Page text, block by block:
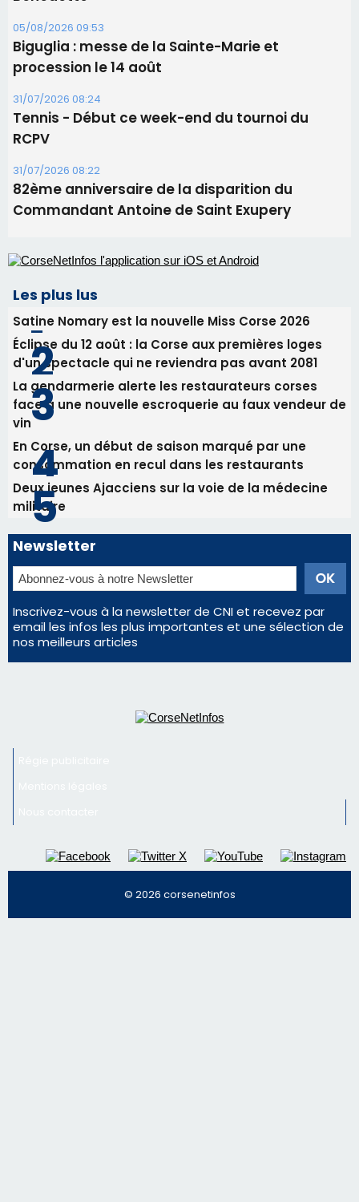
31/07/2026 08:22
82ème anniversaire de la disparition du
Commandant Antoine de Saint Exupery
Les plus lus
Satine Nomary est la nouvelle Miss Corse 2026
Éclipse du 12 août : la Corse aux premières loges
d'un spectacle qui ne reviendra pas avant 2081
face à une nouvelle escroquerie au faux vendeur de
En Corse, un début de saison marqué par une
consommation en recul dans les restaurants
Deux jeunes Ajacciens sur la voie de la médecine
militaire
Newsletter
Inscrivez-vous à la newsletter de CNI et recevez par
email les infos les plus importantes et une sélection de
nos meilleurs articles
Régie publicitaire
Mentions légales
Nous contacter